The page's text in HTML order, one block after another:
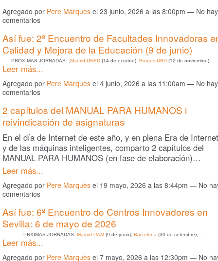
Agregado por Pere Marquès el 23 junio, 2026 a las 8:00pm — No hay
comentarios
Así fue: 2º Encuentro de Facultades Innovadoras
Calidad y Mejora de la Educación (9 de junio)
PRÓXIMAS JORNADAS: ;Madrid-UNED(14 de octubre); Burgos-UBU(12 de noviembre);…
Leer más...
Agregado por Pere Marquès el 4 junio, 2026 a las 11:00am — No hay
comentarios
2 capítulos del MANUAL PARA HUMANOS i
reivindicación de asignaturas
En el día de Internet de este año, y en plena Era de Internet
y de las máquinas inteligentes, comparto 2 capítulos del
MANUAL PARA HUMANOS (en fase de elaboración)…
Leer más...
Agregado por Pere Marquès el 19 mayo, 2026 a las 8:44pm — No
comentarios
Así fue: 6º Encuentro de Centros Innovadores en
Sevilla: 6 de mayo de 2026
PRXIMAS JORNADAS: Madrid-UAM (9 de junio); Barcelona (30 de setembre);…
Leer más...
Agregado por Pere Marquès el 7 mayo, 2026 a las 12:30pm — No